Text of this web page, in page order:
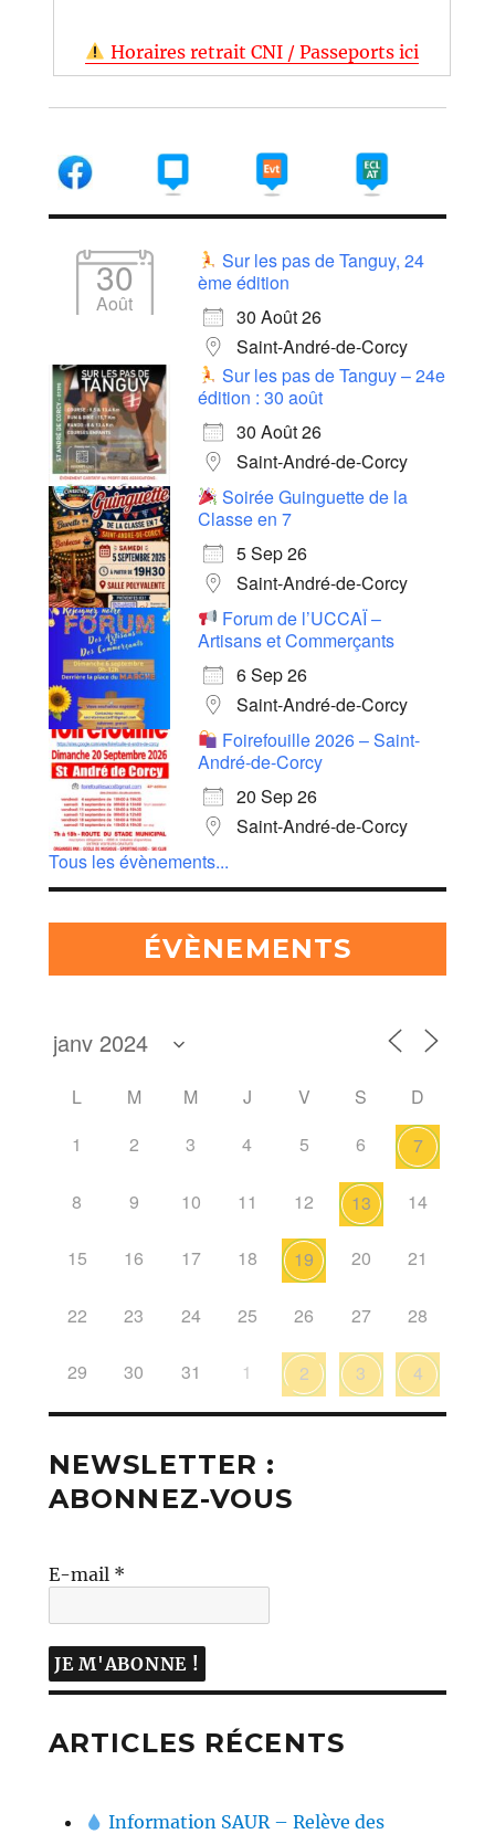
Horaires retrait CNI / Passeports ici
30
Août
Sur les pas de Tanguy, 24
ème édition
30 Août 26
Saint-André-de-Corcy
Sur les pas de Tanguy – 24e
édition : 30 août
30 Août 26
Saint-André-de-Corcy
Soirée Guinguette de la
Classe en 7
5 Sep 26
Saint-André-de-Corcy
Forum de l’UCCAÏ –
Artisans et Commerçants
6 Sep 26
Saint-André-de-Corcy
Foirefouille 2026 – Saint-
André-de-Corcy
20 Sep 26
Saint-André-de-Corcy
Tous les évènements...
ÉVÈNEMENTS
L M M J V S
D
1
2 3 4 5 6 7
8 9 10 11 12 13 14
15 16 17 18 19 20 21
22 23 24 25 26 27 28
29 30 31 1 2 3 4
NEWSLETTER :
ABONNEZ-VOUS
E-mail *
ARTICLES RÉCENTS
Information SAUR – Relève des